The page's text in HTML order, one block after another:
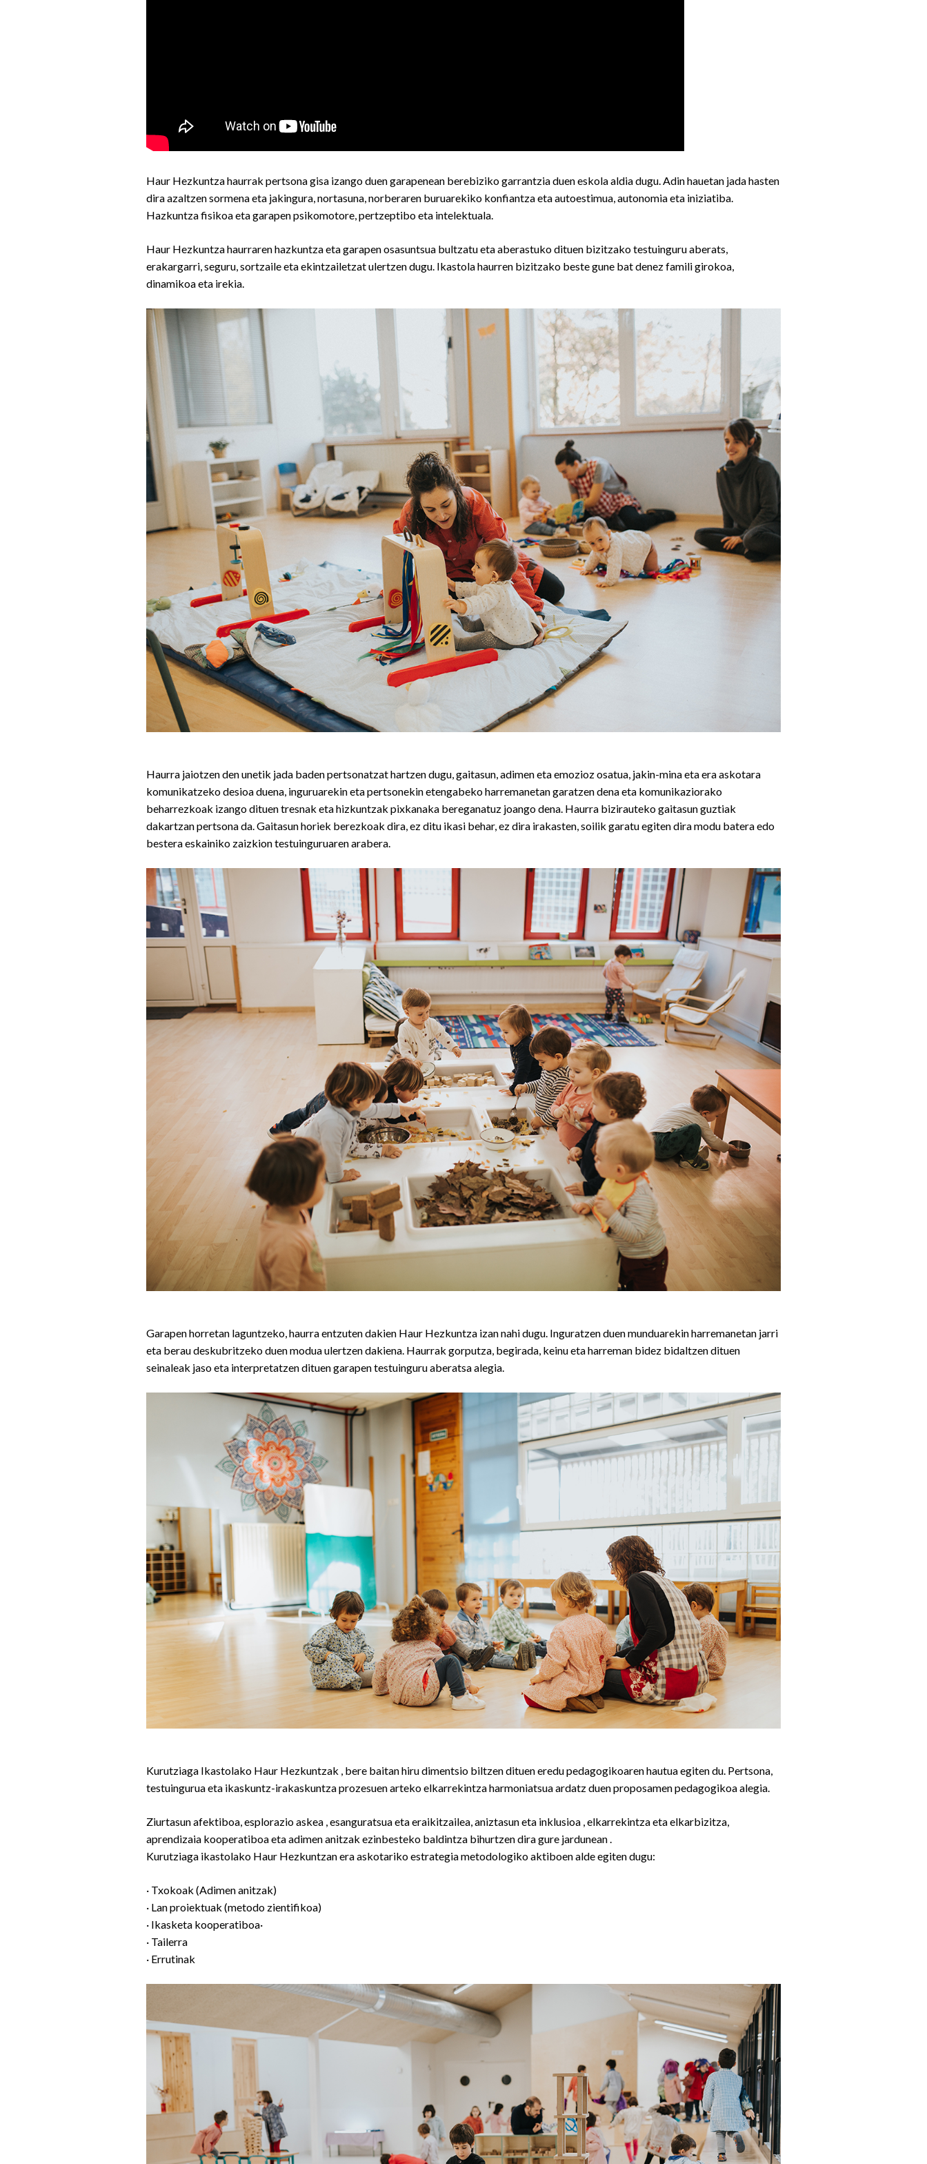
Haur Hezkuntza haurrak pertsona gisa izango duen garapenean berebiziko garrantzia duen eskola aldia dugu. Adin hauetan jada hasten
dira azaltzen sormena eta jakingura, nortasuna, norberaren buruarekiko konfiantza eta autoestimua, autonomia eta iniziatiba.
Hazkuntza fisikoa eta garapen psikomotore, pertzeptibo eta intelektuala.
Haur Hezkuntza haurraren hazkuntza eta garapen osasuntsua bultzatu eta aberastuko dituen bizitzako testuinguru aberats,
erakargarri, seguru, sortzaile eta ekintzailetzat ulertzen dugu. Ikastola haurren bizitzako beste gune bat denez famili girokoa,
dinamikoa eta irekia.
Haurra jaiotzen den unetik jada baden pertsonatzat hartzen dugu, gaitasun, adimen eta emozioz osatua, jakin-mina eta era askotara
komunikatzeko desioa duena, inguruarekin eta pertsonekin etengabeko harremanetan garatzen dena eta komunikaziorako
beharrezkoak izango dituen tresnak eta hizkuntzak pixkanaka bereganatuz joango dena. Haurra bizirauteko gaitasun guztiak
dakartzan pertsona da. Gaitasun horiek berezkoak dira, ez ditu ikasi behar, ez dira irakasten, soilik garatu egiten dira modu batera edo
bestera eskainiko zaizkion testuinguruaren arabera.
Garapen horretan laguntzeko, haurra entzuten dakien Haur Hezkuntza izan nahi dugu. Inguratzen duen munduarekin harremanetan jarri
eta berau deskubritzeko duen modua ulertzen dakiena. Haurrak gorputza, begirada, keinu eta harreman bidez bidaltzen dituen
seinaleak jaso eta interpretatzen dituen garapen testuinguru aberatsa alegia.
Kurutziaga Ikastolako Haur Hezkuntzak , bere baitan hiru dimentsio biltzen dituen eredu pedagogikoaren hautua egiten du. Pertsona,
testuingurua eta ikaskuntz-irakaskuntza prozesuen arteko elkarrekintza harmoniatsua ardatz duen proposamen pedagogikoa alegia.
Ziurtasun afektiboa, esplorazio askea , esanguratsua eta eraikitzailea, aniztasun eta inklusioa , elkarrekintza eta elkarbizitza,
aprendizaia kooperatiboa eta adimen anitzak ezinbesteko baldintza bihurtzen dira gure jardunean .
Kurutziaga ikastolako Haur Hezkuntzan era askotariko estrategia metodologiko aktiboen alde egiten dugu:
· Txokoak (Adimen anitzak)
· Lan proiektuak (metodo zientifikoa)
· Ikasketa kooperatiboa·
· Tailerra
· Errutinak